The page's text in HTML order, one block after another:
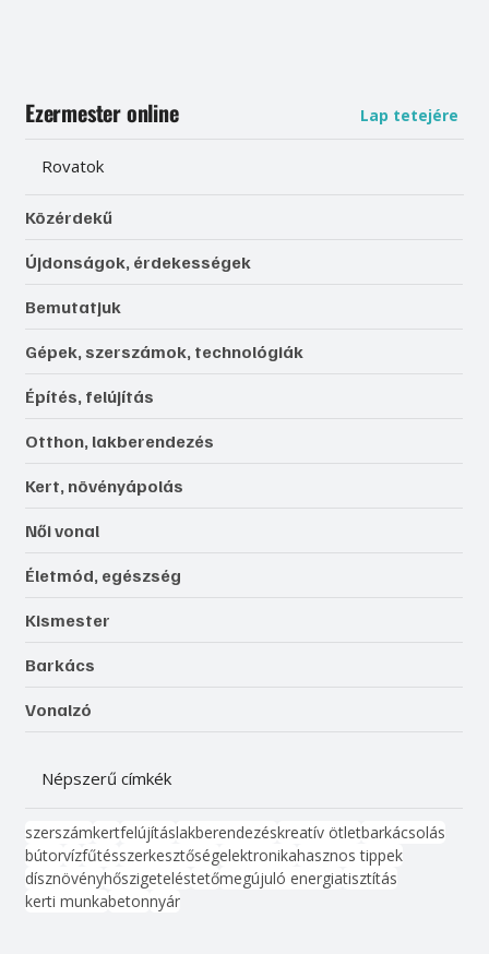
Ezermester online Lap tetejére
Rovatok
Közérdekű
Újdonságok, érdekességek
Bemutatjuk
Gépek, szerszámok, technológiák
Építés, felújítás
Otthon, lakberendezés
Kert, növényápolás
Női vonal
Életmód, egészség
Kismester
Barkács
Vonalzó
Népszerű címkék
szerszámkertfelújításlakberendezéskreatív ötletbarkácsolás
bútorvízfűtésszerkesztőségelektronikahasznos tippek
dísznövényhőszigeteléstetőmegújuló energiatisztítás
kerti munkabetonnyár